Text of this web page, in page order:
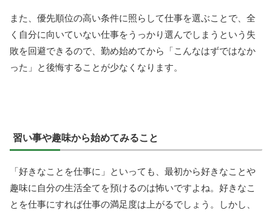
また、優先順位の高い条件に照らして仕事を選ぶことで、全
く自分に向いていない仕事をうっかり選んでしまうという失
敗を回避できるので、勤め始めてから「こんなはずではなか
った」と後悔することが少なくなります。
習い事や趣味から始めてみること
「好きなことを仕事に」といっても、最初から好きなことや
趣味に自分の生活全てを預けるのは怖いですよね。好きなこ
とを仕事にすれば仕事の満足度は上がるでしょう。しかし、